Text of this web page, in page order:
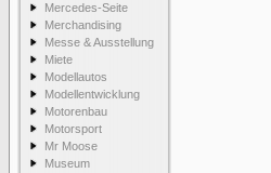
Mercedes-Seite
Merchandising
Messe & Ausstellung
Miete
Modellautos
Modellentwicklung
Motorenbau
Motorsport
Mr Moose
Museum